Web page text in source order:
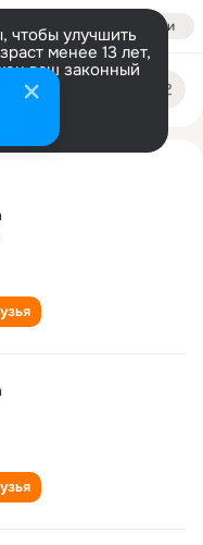
Войти
чтобы улучшить
менее 13 лет,
ваш законный